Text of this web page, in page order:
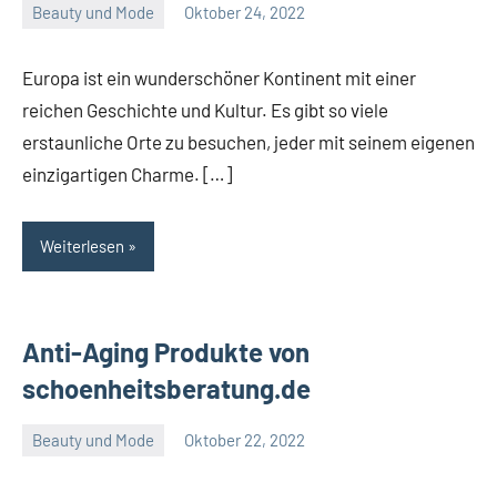
Beauty und Mode Oktober 24, 2022
Europa ist ein wunderschöner Kontinent mit einer
reichen Geschichte und Kultur. Es gibt so viele
erstaunliche Orte zu besuchen, jeder mit seinem eigenen
einzigartigen Charme. […]
Weiterlesen
Anti-Aging Produkte von
schoenheitsberatung.de
Beauty und Mode Oktober 22, 2022